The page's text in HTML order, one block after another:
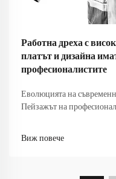
Работна дреха с
платът и дизайна
професионалистите
Еволюцията на
Пейзажът на
Виж повече